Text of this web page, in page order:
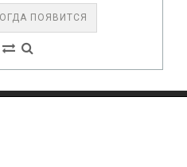
КОГДА ПОЯВИТСЯ